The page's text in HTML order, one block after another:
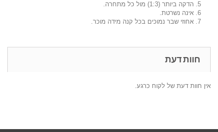
5. הדקה ביותר (1:3) מול כל מתחרה.
6. אינה נשרטת.
7. אחוזי שבר נמוכים בכל קנה מידה מוכר.
חוות דעת
אין חוות דעת של לקוח כרגע.